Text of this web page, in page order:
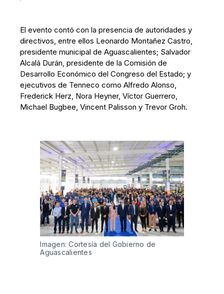
El evento contó con la presencia de autoridades y
directivos, entre ellos Leonardo Montañez Castro,
presidente municipal de Aguascalientes; Salvador
Alcalá Durán, presidente de la Comisión de
Desarrollo Económico del Congreso del Estado; y
ejecutivos de Tenneco como Alfredo Alonso,
Frederick Herz, Nora Heyner, Víctor Guerrero,
Michael Bugbee, Vincent Palisson y Trevor Groh.
Imagen: Cortesía del Gobierno de
Aguascalientes